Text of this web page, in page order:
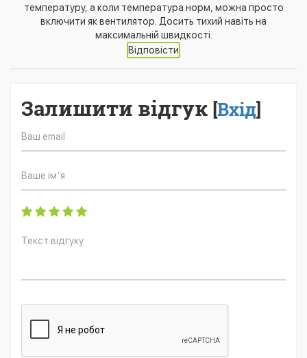
температуру, а коли температура норм, можна просто
включити як вентилятор. Досить тихий навіть на
максимальній швидкості.
Відповісти
Залишити відгук [Вхід]